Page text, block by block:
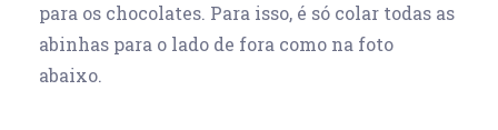
para os chocolates. Para isso, é só colar todas as
abinhas para o lado de fora como na foto
abaixo.